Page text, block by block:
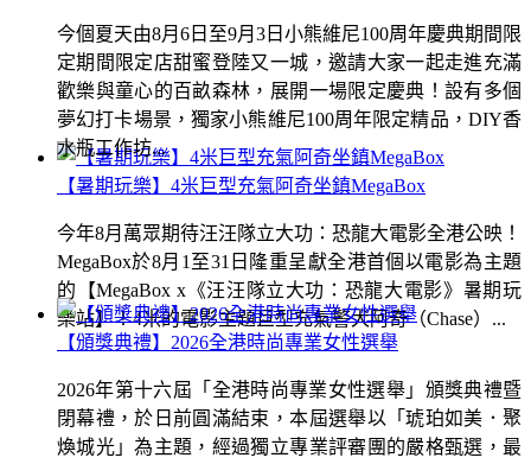
【暑期玩樂】4米巨型充氣阿奇坐鎮MegaBox
今年8月萬眾期待汪汪隊立大功：恐龍大電影全港公映！
MegaBox於8月1至31日隆重呈獻全港首個以電影為主題
的【MegaBox x《汪汪隊立大功：恐龍大電影》暑期玩
樂站】！4米的電影主題巨型充氣警犬阿奇（Chase）...
今個夏天由8月6日至9月3日小熊維尼100周年慶典期間限
定期間限定店甜蜜登陸又一城，邀請大家一起走進充滿
歡樂與童心的百畝森林，展開一場限定慶典！設有多個
夢幻打卡場景，獨家小熊維尼100周年限定精品，DIY香
水瓶工作坊...
【頒獎典禮】2026全港時尚專業女性選舉
2026年第十六屆「全港時尚專業女性選舉」頒獎典禮暨
閉幕禮，於日前圓滿結束，本屆選舉以「琥珀如美．聚
煥城光」為主題，經過獨立專業評審團的嚴格甄選，最